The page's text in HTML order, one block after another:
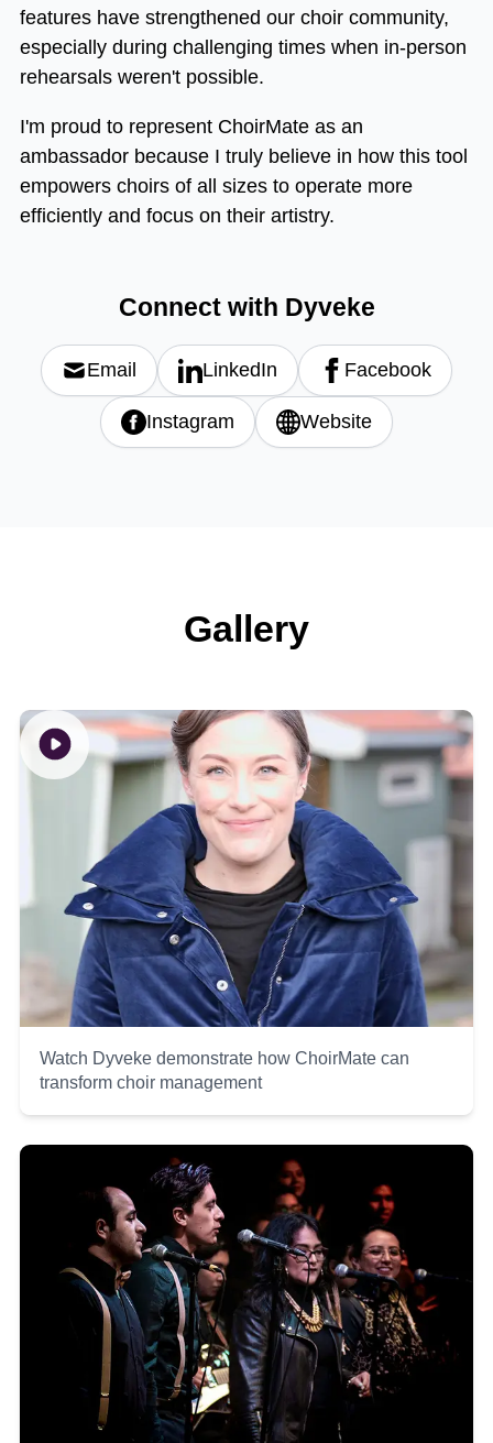
features have strengthened our choir community,
especially during challenging times when in-person
rehearsals weren't possible.
I'm proud to represent ChoirMate as an
ambassador because I truly believe in how this tool
empowers choirs of all sizes to operate more
efficiently and focus on their artistry.
Connect with Dyveke
Email LinkedIn Facebook
Instagram Website
Gallery
Watch Dyveke demonstrate how ChoirMate can
transform choir management